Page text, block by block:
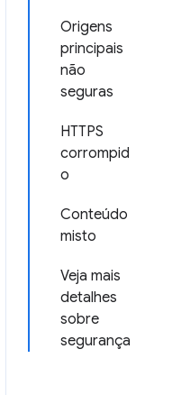
Origens
principais
não
seguras
HTTPS
corrompid
o
Conteúdo
misto
Veja mais
detalhes
sobre
segurança